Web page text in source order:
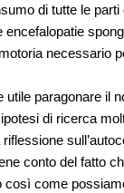
di tutte le
encefalopatie
necessario
paragonare il
di ricerca
conto del fatto
così come